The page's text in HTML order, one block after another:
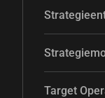
Target